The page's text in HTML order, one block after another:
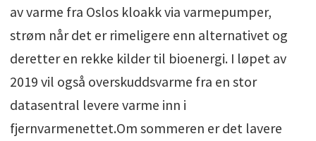
av varme fra Oslos kloakk via varmepumper,
strøm når det er rimeligere enn alternativet og
deretter en rekke kilder til bioenergi. I løpet av
2019 vil også overskuddsvarme fra en stor
datasentral levere varme inn i
fjernvarmenettet.Om sommeren er det lavere